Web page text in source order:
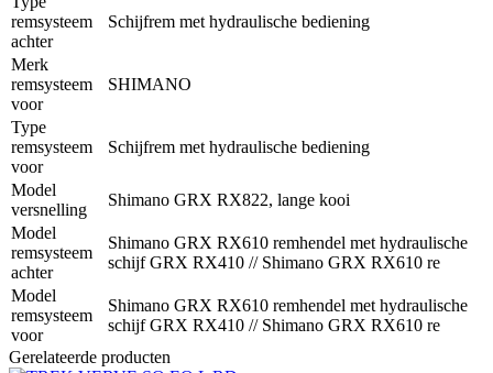
remsysteem
achter
Schijfrem met hydraulische bediening
Merk
remsysteem
voor
SHIMANO
Type
remsysteem
voor
Schijfrem met hydraulische bediening
Model
versnelling
Shimano GRX RX822, lange kooi
Model
remsysteem
achter
Shimano GRX RX610 remhendel met hydraulische
schijf GRX RX410 // Shimano GRX RX610 re
Model
remsysteem
voor
Shimano GRX RX610 remhendel met hydraulische
schijf GRX RX410 // Shimano GRX RX610 re
Gerelateerde producten